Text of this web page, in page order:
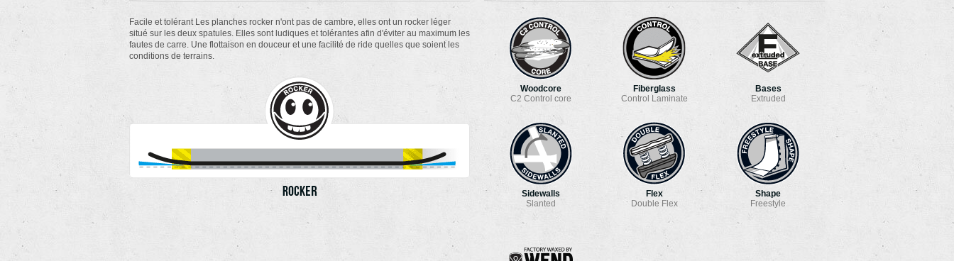
Facile et tolérant Les planches rocker n'ont pas de cambre, elles ont un rocker léger
situé sur les deux spatules. Elles sont ludiques et tolérantes afin d'éviter au maximum les
fautes de carre. Une flottaison en douceur et une facilité de ride quelles que soient les
conditions de terrains.
Woodcore
C2 Control core
Fiberglass
Control Laminate
Bases
Extruded
Sidewalls
Slanted
Flex
Double Flex
Shape
Freestyle